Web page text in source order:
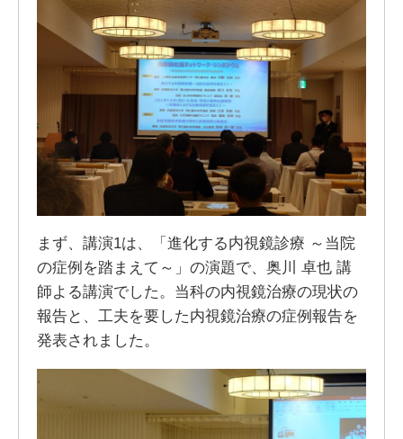
まず、講演1は、「進化する内視鏡診療 ～当院
の症例を踏まえて～」の演題で、奥川 卓也 講
師よる講演でした。当科の内視鏡治療の現状の
報告と、工夫を要した内視鏡治療の症例報告を
発表されました。